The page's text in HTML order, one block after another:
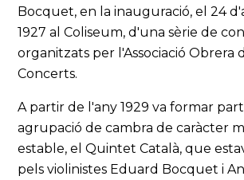
Bocquet, en la inauguració, el 24
1927 al Coliseum, d'una sèrie de
organitzats per l'Associació Obrera
Concerts.
A partir de l'any 1929 va formar
agrupació de cambra de caràcter
estable, el Quintet Català, que
pels violinistes Eduard Bocquet i